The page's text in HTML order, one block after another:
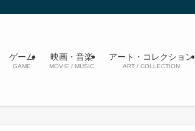
ゲーム
GAME
映画・音楽
MOVIE / MUSIC
アート・コレクション
ART / COLLECTION